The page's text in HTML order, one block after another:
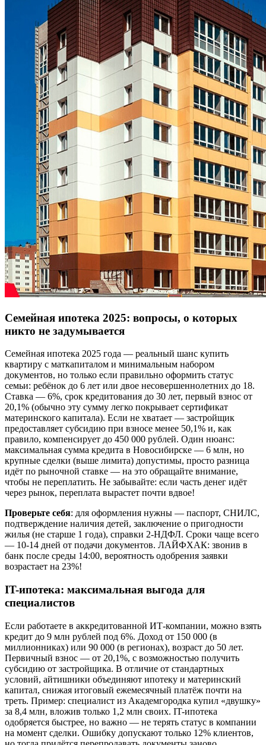
Семейная ипотека 2025: вопросы, о которых
никто не задумывается
Семейная ипотека 2025 года — реальный шанс купить
квартиру с маткапиталом и минимальным набором
документов, но только если правильно оформить статус
семьи: ребёнок до 6 лет или двое несовершеннолетних до 18.
Ставка — 6%, срок кредитования до 30 лет, первый взнос от
20,1% (обычно эту сумму легко покрывает сертификат
материнского капитала). Если не хватает — застройщик
предоставляет субсидию при взносе менее 50,1% и, как
правило, компенсирует до 450 000 рублей. Один нюанс:
максимальная сумма кредита в Новосибирске — 6 млн, но
крупные сделки (выше лимита) допустимы, просто разница
идёт по рыночной ставке — на это обращайте внимание,
чтобы не переплатить. Не забывайте: если часть денег идёт
через рынок, переплата вырастет почти вдвое!
Проверьте себя: для оформления нужны — паспорт, СНИЛС,
подтверждение наличия детей, заключение о пригодности
жилья (не старше 1 года), справки 2-НДФЛ. Сроки чаще всего
— 10-14 дней от подачи документов. ЛАЙФХАК: звонив в
банк после среды 14:00, вероятность одобрения заявки
возрастает на 23%!
IT-ипотека: максимальная выгода для
специалистов
Если работаете в аккредитованной ИТ-компании, можно взять
кредит до 9 млн рублей под 6%. Доход от 150 000 (в
миллионниках) или 90 000 (в регионах), возраст до 50 лет.
Первичный взнос — от 20,1%, с возможностью получить
субсидию от застройщика. В отличие от стандартных
условий, айтишники объединяют ипотеку и материнский
капитал, снижая итоговый ежемесячный платёж почти на
треть. Пример: специалист из Академгородка купил «двушку»
за 8,4 млн, вложив только 1,2 млн своих. IT-ипотека
одобряется быстрее, но важно — не терять статус в компании
на момент сделки. Ошибку допускают только 12% клиентов,